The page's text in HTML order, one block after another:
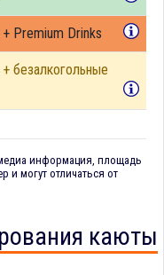
Premium Drinks
безалкогольные
информация, площадь
и могут отличаться от
каюты